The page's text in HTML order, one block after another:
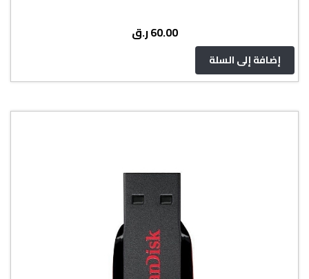
60.00ر.ق
إضافة إلى السلة